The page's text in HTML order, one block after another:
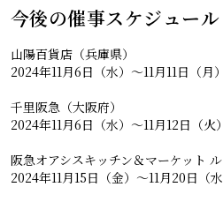
今後の催事スケジュール
山陽百貨店（兵庫県）
2024年11月6日（水）～11月11日（月）
千里阪急（大阪府）
2024年11月6日（水）～11月12日（火）
阪急オアシスキッチン＆マーケット
2024年11月15日（金）～11月20日（水